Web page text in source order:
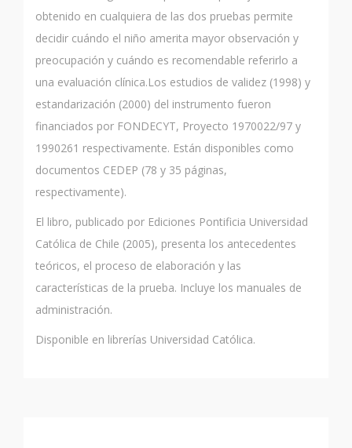
obtenido en cualquiera de las dos pruebas permite
decidir cuándo el niño amerita mayor observación y
preocupación y cuándo es recomendable referirlo a
una evaluación clínica.Los estudios de validez (1998) y
estandarización (2000) del instrumento fueron
financiados por FONDECYT, Proyecto 1970022/97 y
1990261 respectivamente. Están disponibles como
documentos CEDEP (78 y 35 páginas,
respectivamente).
El libro, publicado por Ediciones Pontificia Universidad
Católica de Chile (2005), presenta los antecedentes
teóricos, el proceso de elaboración y las
características de la prueba. Incluye los manuales de
administración.
Disponible en librerías Universidad Católica.